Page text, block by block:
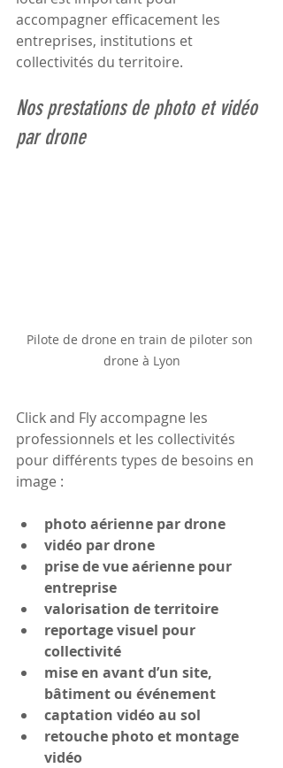
accompagner efficacement les
entreprises, institutions et
collectivités du territoire.
Nos prestations de photo et vidéo
par drone
Pilote de drone en train de piloter son
drone à Lyon
Click and Fly accompagne les
professionnels et les collectivités
pour différents types de besoins en
image :
photo aérienne par drone
vidéo par drone
prise de vue aérienne pour
entreprise
valorisation de territoire
reportage visuel pour
collectivité
mise en avant d’un site,
bâtiment ou événement
captation vidéo au sol
retouche photo et montage
vidéo